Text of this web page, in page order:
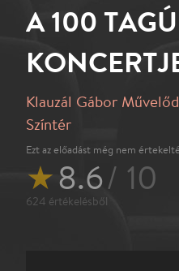
A 100
Klauzál Gábor
Színtér
Ezt az előadást még nem
★8.6/ 10
624 értékelésből